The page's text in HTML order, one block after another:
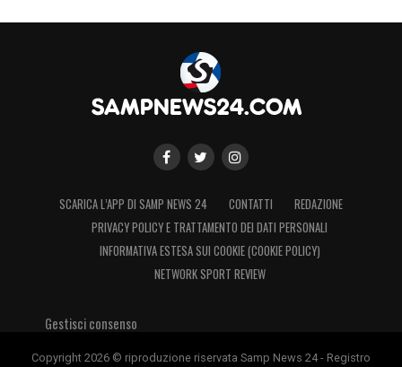
SCARICA L’APP DI SAMP NEWS 24 CONTATTI
REDAZIONE
PRIVACY POLICY E TRATTAMENTO DEI DATI PERSONALI
INFORMATIVA ESTESA SUI COOKIE (COOKIE POLICY)
NETWORK SPORT REVIEW
Gestisci consenso
Copyright 2026 © riproduzione riservata Samp News 24 - Registro